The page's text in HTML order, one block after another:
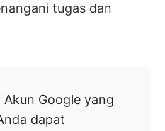
tugas dan
Akun Google yang
dapat